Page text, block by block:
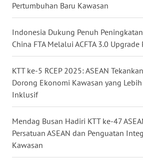
Pertumbuhan Baru Kawasan
Indonesia Dukung Penuh
China FTA Melalui ACFTA 3.0
KTT ke-5 RCEP 2025: ASEAN
Dorong Ekonomi Kawasan yang
Inklusif
Mendag Busan Hadiri KTT ke-47
Persatuan ASEAN dan Penguatan
Kawasan
WN
WN
JATENG
WN
NUSANTARA